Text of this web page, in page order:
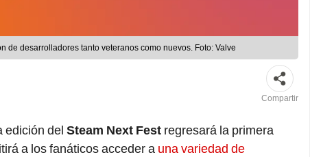
de desarrolladores tanto veteranos como nuevos. Foto: Valve
Compartir
edición del Steam Next Fest regresará la primera
a los fanáticos acceder a una variedad de